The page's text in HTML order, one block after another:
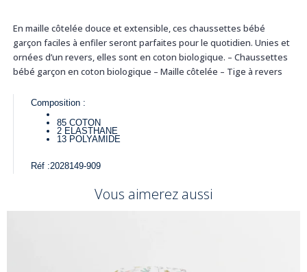
En maille côtelée douce et extensible, ces chaussettes bébé
garçon faciles à enfiler seront parfaites pour le quotidien. Unies et
ornées d’un revers, elles sont en coton biologique. – Chaussettes
bébé garçon en coton biologique – Maille côtelée – Tige à revers
Composition :
85 COTON
2 ELASTHANE
13 POLYAMIDE
Réf :2028149-909
Vous aimerez aussi